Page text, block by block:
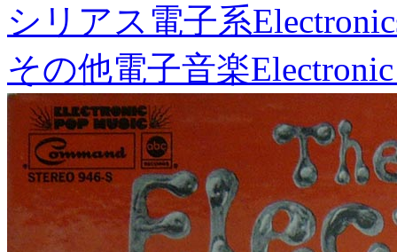
シリアス電子系
その他電子音楽